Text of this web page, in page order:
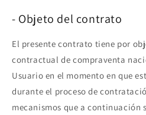
- Objeto del contrato
El presente contrato tiene por
contractual de compraventa
Usuario en el momento en que
durante el proceso de
mecanismos que a continuación